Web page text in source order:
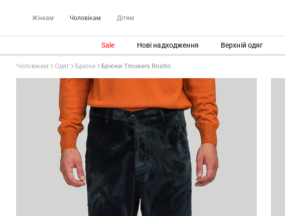
Жінкам Чоловікам Дітям
Sale Нові надходження Верхній одяг
Чоловікам Одяг Брюки Брюки Trousers Rostro